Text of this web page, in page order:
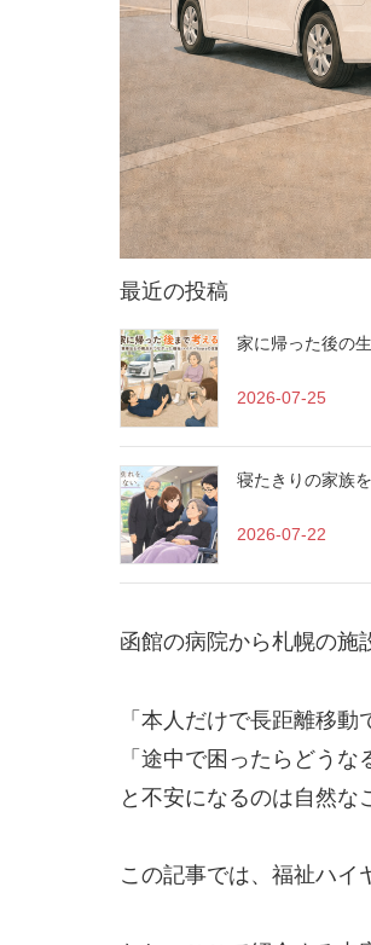
最近の投稿
家に帰った後の
2026-07-25
寝たきりの家族
2026-07-22
函館の病院から札幌の施
「本人だけで長距離移動
「途中で困ったらどうな
と不安になるのは自然な
この記事では、福祉ハイ